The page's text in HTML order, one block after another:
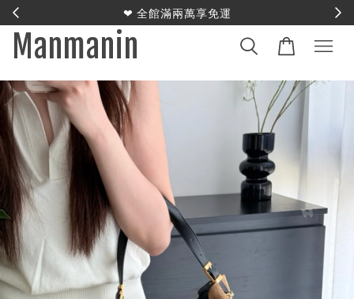
❤︎ 全館滿兩萬享免運
Manmanin